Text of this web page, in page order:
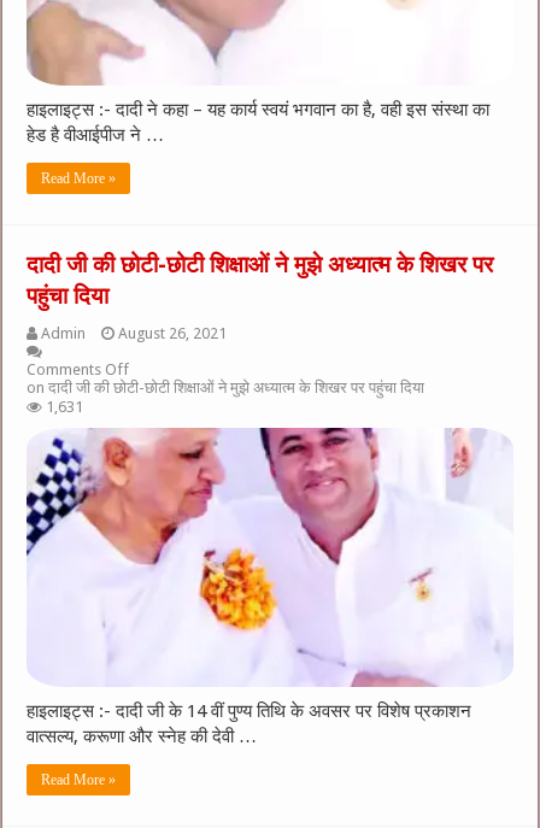
हाइलाइट्स :- दादी ने कहा – यह कार्य स्वयं भगवान का है, वही इस संस्था का
हेड है वीआईपीज ने …
Read More »
दादी जी की छोटी-छोटी शिक्षाओं ने मुझे अध्यात्म के शिखर पर
पहुंचा दिया
Admin
August 26, 2021
Comments Off
on दादी जी की छोटी-छोटी शिक्षाओं ने मुझे अध्यात्म के शिखर पर पहुंचा दिया
1,631
हाइलाइट्स :- दादी जी के 14 वीं पुण्य तिथि के अवसर पर विशेष प्रकाशन
वात्सल्य, करूणा और स्नेह की देवी …
Read More »